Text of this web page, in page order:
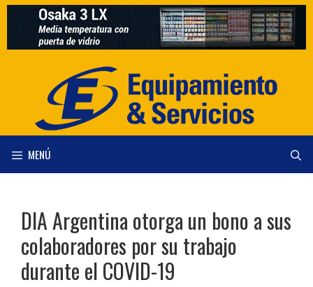
Saltar
contenido
MENÚ
DIA Argentina otorga un bono a sus
colaboradores por su trabajo
durante el COVID-19